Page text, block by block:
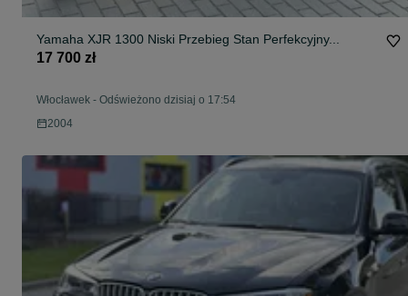
Yamaha XJR 1300 Niski Przebieg Stan Perfekcyjny...
17 700 zł
Włocławek - Odświeżono dzisiaj o 17:54
2004